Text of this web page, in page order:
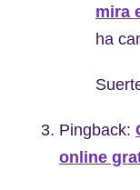
mira
ha
Pingback:
online